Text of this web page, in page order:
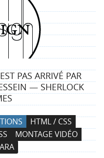
4
d
e
s
i
g
n
PAS ARRIVÉ PAR
— SHERLOCK
HTML / CSS
MONTAGE VIDÉO